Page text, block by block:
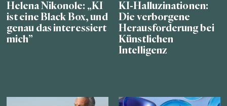
Helena Nikonole: „KI
ist eine Black Box, und
genau das interessiert
mich”
KI-Halluzinationen:
Die verborgene
Herausforderung bei
Künstlichen
Intelligenz